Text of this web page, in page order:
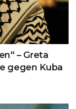
– Greta
gegen Kuba